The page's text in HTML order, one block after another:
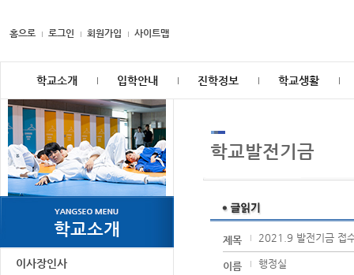
홈으로 로그인 회원가입 사이트맵
학교소개 입학안내 진학정보 학교생활
학교소개
이사장인사
학교발전기금
제목 2021.9 발전기금 접
이름 행정실